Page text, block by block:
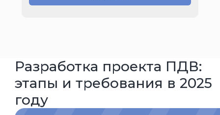
Разработка проекта ПДВ:
этапы и требования в 2025
году